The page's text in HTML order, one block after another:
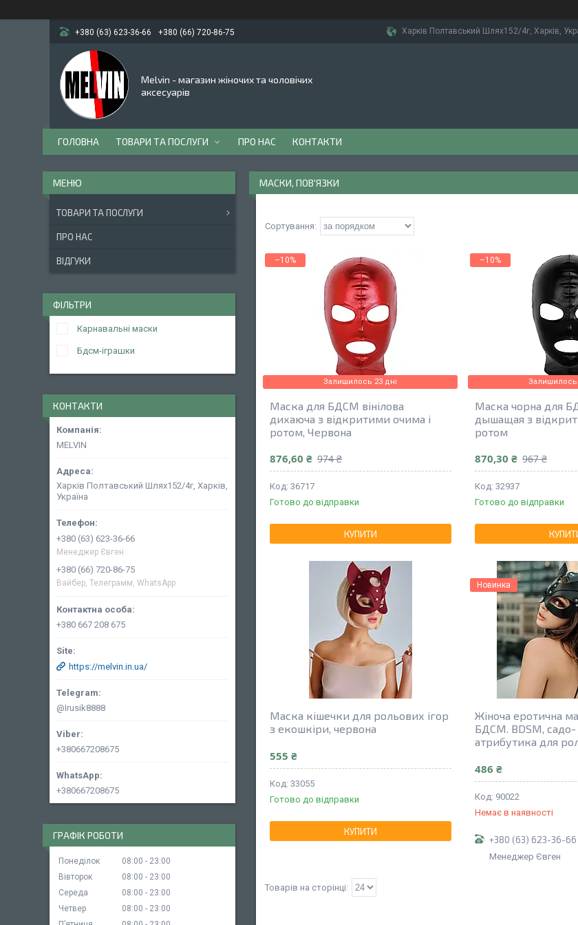
+380 (63) 623-36-66 +380 (66) 720-86-75 Харків Полтавський Шлях152/4г, Харків,
Melvin - магазин жіночих та чоловічих
аксесуарів
ГОЛОВНА ТОВАРИ ТА ПОСЛУГИ ПРО НАС КОНТАКТИ
МАСКИ, ПОВ'ЯЗКИ
–10%
Залишилось 23 дні
Маска для БДСМ вінілова
дихаюча з відкритими очима і
ротом, Червона
876,60 ₴ 974 ₴
36717
Готово до відправки
КУПИТИ
–10%
Залишилось
Маска чорна для
дышащая з
ротом
870,30 ₴ 967 ₴
32937
Готово до відправки
Маска кішечки для рольових ігор
з екошкіри, червона
555 ₴
33055
Готово до відправки
КУПИТИ
Новинка
Жіноча еротична
БДСМ. BDSM, садо-
атрибутика для
486 ₴
90022
Немає в наявності
+380 (63) 623-36-66
Менеджер Євген
ТОВАРИ ТА ПОСЛУГИ
ПРО НАС
ВІДГУКИ
ФІЛЬТРИ
Карнавальні маски
Бдсм-іграшки
КОНТАКТИ
MELVIN
Харків Полтавський Шлях152/4г, Харків,
Україна
+380 (63) 623-36-66
Менеджер Євген
+380 (66) 720-86-75
Вайбер, Телеграмм, WhatsApp
+380 667 208 675
https://melvin.in.ua/
@Irusik8888
+380667208675
+380667208675
ГРАФІК РОБОТИ
Понеділок 08:00
23:00
Вівторок
08:00
23:00
Середа
08:00
23:00
Четвер
08:00
23:00